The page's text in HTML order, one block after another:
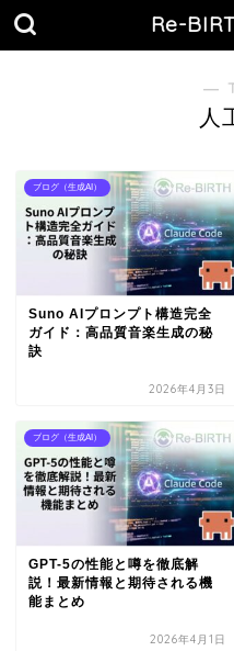
Re-
―
人
ブログ（生成AI）
Suno AIプロンプト構造完全
ガイド：高品質音楽生成の秘
訣
2026年4月3日
ブログ（生成AI）
GPT-5の性能と噂を徹底解
説！最新情報と期待される機
能まとめ
2026年4月1日